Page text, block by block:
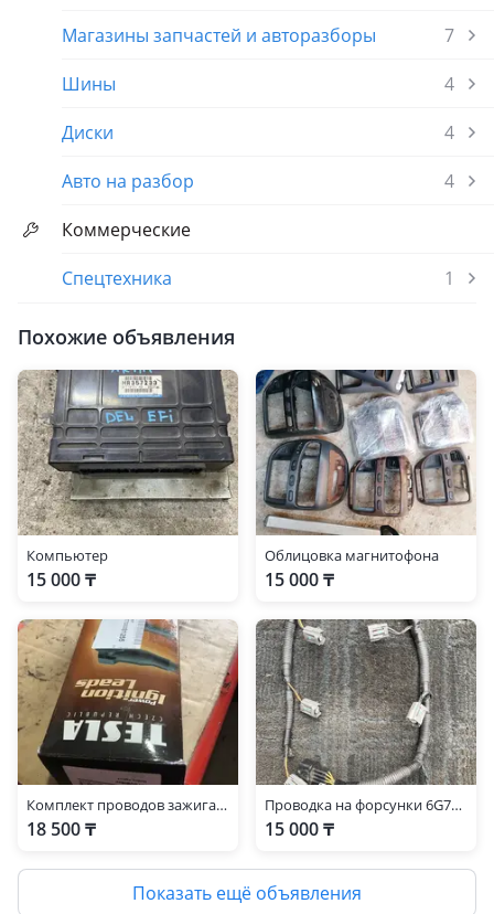
Магазины запчастей и авторазборы
7
Шины
4
Диски
4
Авто на разбор
4
Коммерческие
Спецтехника
1
Похожие объявления
Компьютер
15 000 ₸
Облицовка магнитофона
15 000 ₸
Комплект проводов зажигания
18 500 ₸
Проводка на форсунки 6G72 Delica
15 000 ₸
Показать ещё объявления